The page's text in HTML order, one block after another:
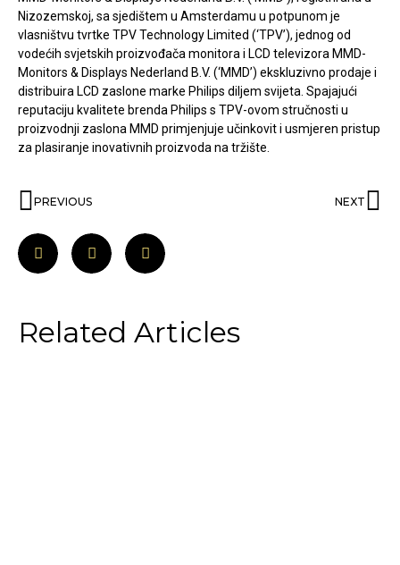
Nizozemskoj, sa sjedištem u Amsterdamu u potpunom je
vlasništvu tvrtke TPV Technology Limited (‘TPV’), jednog od
vodećih svjetskih proizvođača monitora i LCD televizora MMD-
Monitors & Displays Nederland B.V. (‘MMD’) ekskluzivno prodaje i
distribuira LCD zaslone marke Philips diljem svijeta. Spajajući
reputaciju kvalitete brenda Philips s TPV-ovom stručnosti u
proizvodnji zaslona MMD primjenjuje učinkovit i usmjeren pristup
za plasiranje inovativnih proizvoda na tržište.
PREVIOUS NEXT
Related Articles